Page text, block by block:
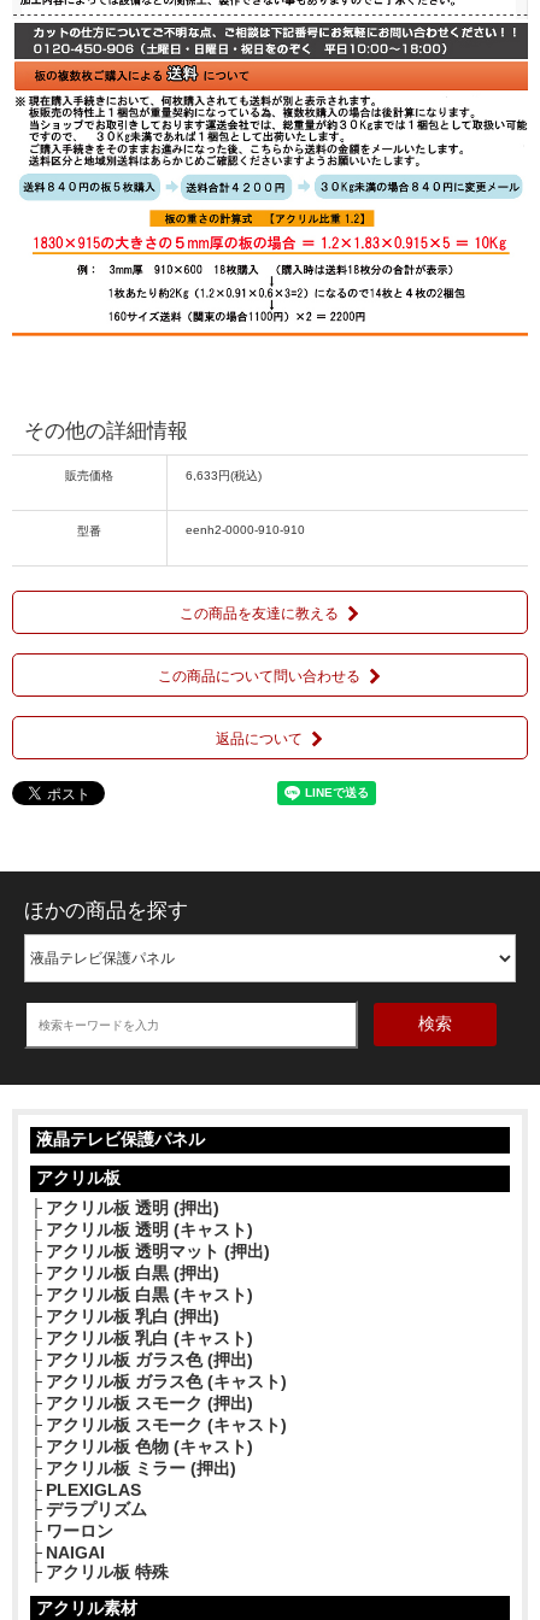
その他の詳細情報
販売価格 6,633円(税込)
型番 eenh2-0000-910-910
この商品を友達に教える
この商品について問い合わせる
返品について
ほかの商品を探す
検索
液晶テレビ保護パネル
アクリル板
アクリル板 透明 (押出)
アクリル板 透明 (キャスト)
アクリル板 透明マット (押出)
アクリル板 白黒 (押出)
アクリル板 白黒 (キャスト)
アクリル板 乳白 (押出)
アクリル板 乳白 (キャスト)
アクリル板 ガラス色 (押出)
アクリル板 ガラス色 (キャスト)
アクリル板 スモーク (押出)
アクリル板 スモーク (キャスト)
アクリル板 色物 (キャスト)
アクリル板 ミラー (押出)
PLEXIGLAS
デラプリズム
ワーロン
NAIGAI
アクリル板 特殊
アクリル素材